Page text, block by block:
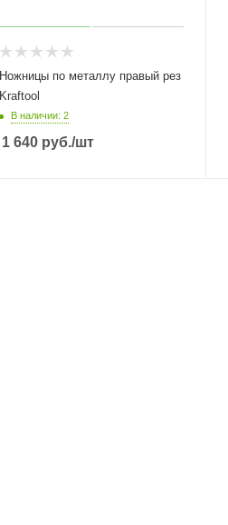
Ножницы по металлу правый рез
Kraftool
В наличии: 2
1 640 руб./шт